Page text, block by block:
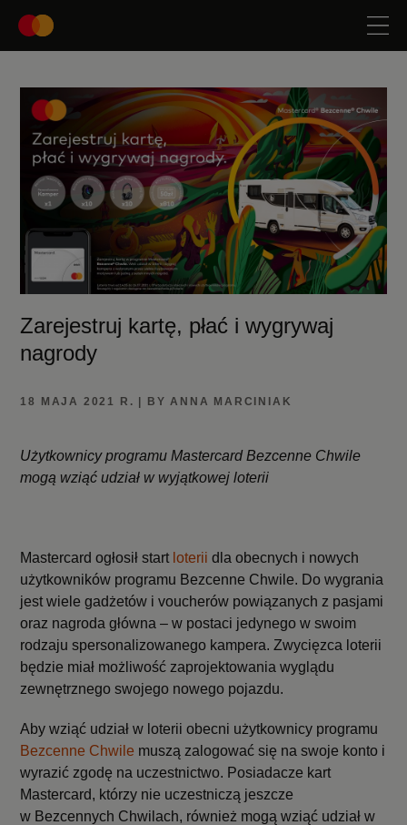
Zarejestruj kartę, płać i wygrywaj
nagrody
18 MAJA 2021 R. | BY ANNA MARCINIAK
Użytkownicy programu Mastercard Bezcenne Chwile
mogą wziąć udział w wyjątkowej loterii
Mastercard ogłosił start loterii dla obecnych i nowych
użytkowników programu Bezcenne Chwile. Do wygrania
jest wiele gadżetów i voucherów powiązanych z pasjami
oraz nagroda główna – w postaci jedynego w swoim
rodzaju spersonalizowanego kampera. Zwycięzca loterii
będzie miał możliwość zaprojektowania wyglądu
zewnętrznego swojego nowego pojazdu.
Aby wziąć udział w loterii obecni użytkownicy programu
Bezcenne Chwile muszą zalogować się na swoje konto i
wyrazić zgodę na uczestnictwo. Posiadacze kart
Mastercard, którzy nie uczestniczą jeszcze
w Bezcennych Chwilach, również mogą wziąć udział w